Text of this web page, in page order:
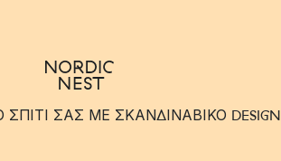
ΣΑΣ ΜΕ ΣΚΑΝΔΙΝΑΒΙΚΟ DESIGN